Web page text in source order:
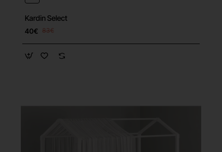
Kardin Select
40€ 83€